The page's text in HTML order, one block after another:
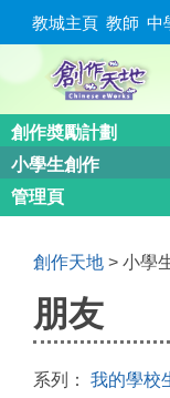
教城主頁 教師 中
創作奬勵計劃
小學生創作
管理頁
創作天地 > 小學
朋友
系列： 我的學校